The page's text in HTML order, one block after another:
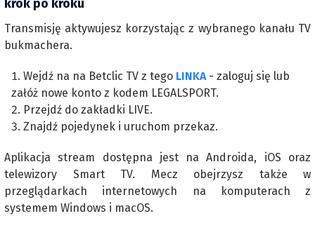
krok po kroku
Transmisję aktywujesz korzystając z wybranego kanału TV
bukmachera.
Wejdź na na Betclic TV z tego LINKA- zaloguj się lub
załóż nowe konto z kodem LEGALSPORT.
Przejdź do zakładki LIVE.
Znajdź pojedynek i uruchom przekaz.
Aplikacja stream dostępna jest na Androida, iOS oraz
telewizory Smart TV. Mecz obejrzysz także w
przeglądarkach internetowych na komputerach z
systemem Windows i macOS.